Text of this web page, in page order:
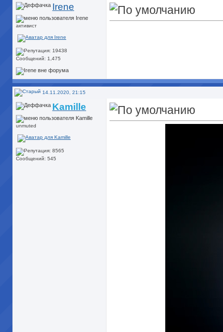
Irene
активист
Сообщений: 1,475
14.11.2020, 21:15
Kamille
unmuted
Сообщений: 545